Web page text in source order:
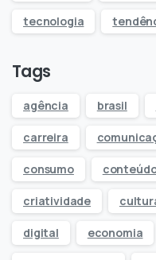
tecnologia
Tags
agência brasil
carreira
consumo
criatividade
digital economia